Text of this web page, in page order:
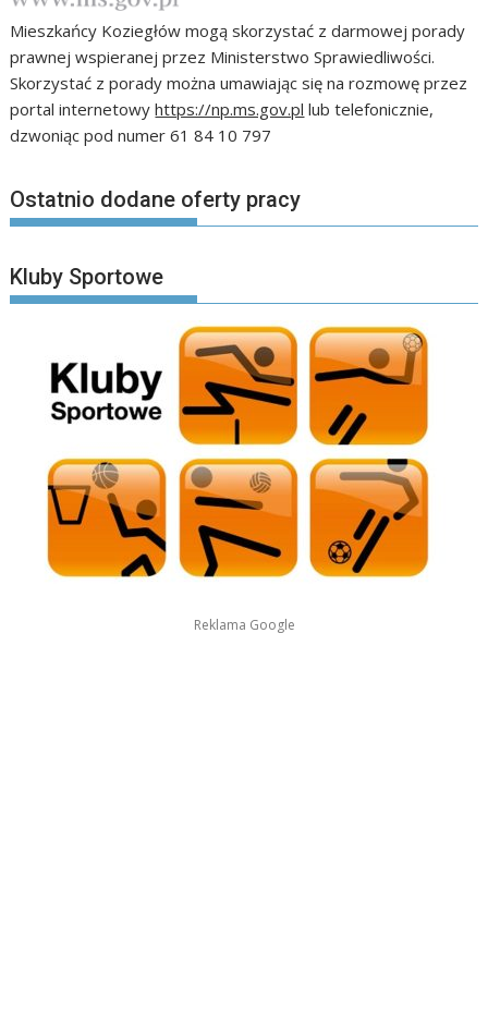
Mieszkańcy Koziegłów mogą skorzystać z darmowej porady
prawnej wspieranej przez Ministerstwo Sprawiedliwości.
Skorzystać z porady można umawiając się na rozmowę przez
portal internetowyhttps://np.ms.gov.pl lub telefonicznie,
dzwoniąc pod numer 61 84 10 797
Ostatnio dodane oferty pracy
Kluby Sportowe
Reklama Google